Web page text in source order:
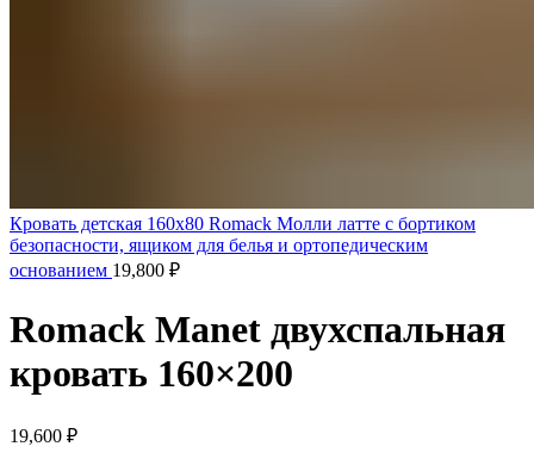
Кровать детская 160x80 Romack Молли латте с бортиком
безопасности, ящиком для белья и ортопедическим
основанием 19,800 ₽
Romack Manet двухспальная
кровать 160×200
19,600 ₽